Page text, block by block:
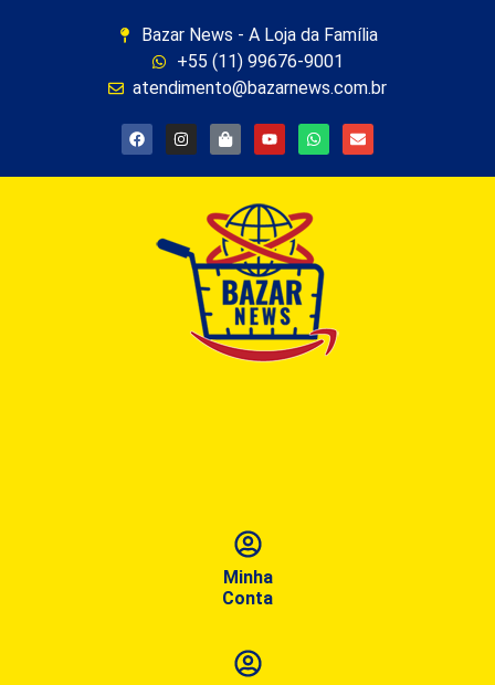
Bazar News - A Loja da Família
+55 (11) 99676-9001
atendimento@bazarnews.com.br
Minha
Conta